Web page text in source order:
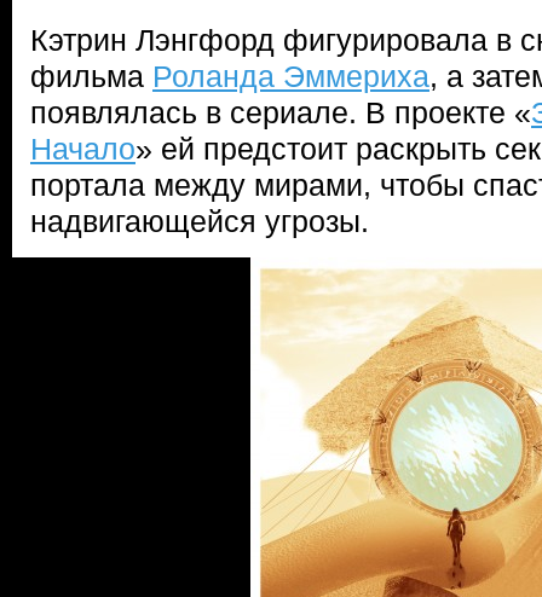
Кэтрин Лэнгфорд фигурировала в
фильма Роланда Эммериха, а
появлялась в сериале. В проекте «
Начало» ей предстоит раскрыть
портала между мирами, чтобы
надвигающейся угрозы.